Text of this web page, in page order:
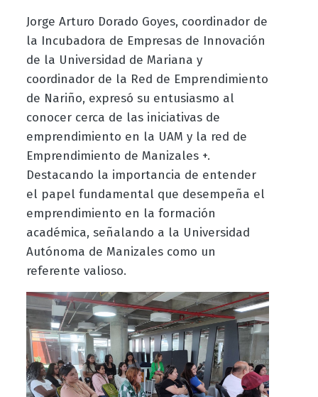
Jorge Arturo Dorado Goyes, coordinador de
la Incubadora de Empresas de Innovación
de la Universidad de Mariana y
coordinador de la Red de Emprendimiento
de Nariño, expresó su entusiasmo al
conocer cerca de las iniciativas de
emprendimiento en la UAM y la red de
Emprendimiento de Manizales +.
Destacando la importancia de entender
el papel fundamental que desempeña el
emprendimiento en la formación
académica, señalando a la Universidad
Autónoma de Manizales como un
referente valioso.